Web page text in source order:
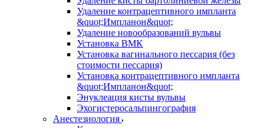
Удаление контрацептивного импланта
&quot;Импланон&quot;
Удаление новообразований вульвы
Установка ВМК
Установка вагинального пессария (без
стоимости пессария)
Установка контрацептивного импланта
&quot;Импланон&quot;
Энуклеация кисты вульвы
Эхогистеросальпингография
Анестезиология